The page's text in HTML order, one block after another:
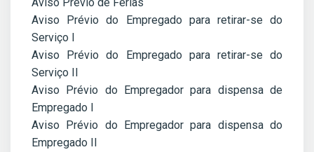
Aviso Prévio do Empregado para retirar-se do
Serviço I
Aviso Prévio do Empregado para retirar-se do
Serviço II
Aviso Prévio do Empregador para dispensa de
Empregado I
Aviso Prévio do Empregador para dispensa do
Empregado II